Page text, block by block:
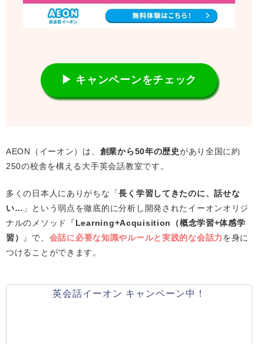
▶ キャンペーンをチェック
AEON（イーオン）は、 創業から50年の歴史があり全国に約
250の校舎を構える大手英会話教室です。
多くの日本人にありがちな「長く学習してきたのに、話せな
い… 」という弱点を徹底的に分析し開発されたイーオンオリジ
ナルのメソッド『Learning+Acquisition（概念学習+体感学
習）
』で、 会話に必要な知識やルールと実践的な会話力を身に
つけることができます。
英会話イーオン キャンペーン中！